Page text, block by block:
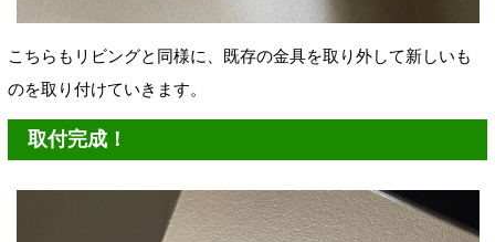
こちらもリビングと同様に、既存の金具を取り外して新しいも
のを取り付けていきます。
取付完成！